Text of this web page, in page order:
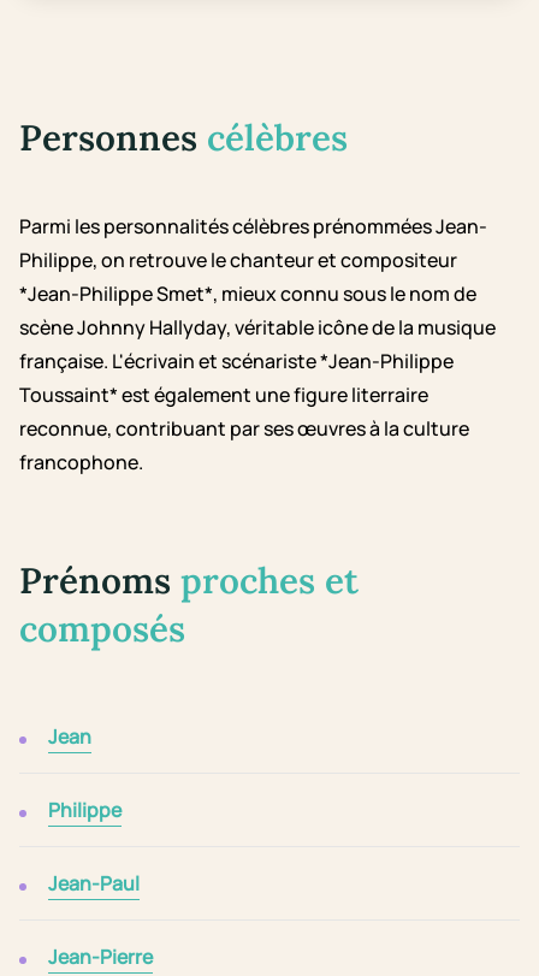
Personnes célèbres
Parmi les personnalités célèbres prénommées Jean-
Philippe, on retrouve le chanteur et compositeur
*Jean-Philippe Smet*, mieux connu sous le nom de
scène Johnny Hallyday, véritable icône de la musique
française. L'écrivain et scénariste *Jean-Philippe
Toussaint* est également une figure literraire
reconnue, contribuant par ses œuvres à la culture
francophone.
Prénoms proches et
composés
Jean
Philippe
Jean-Paul
Jean-Pierre